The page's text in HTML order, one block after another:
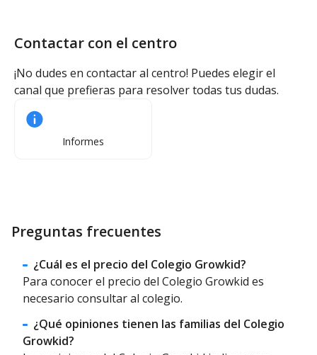
Contactar con el centro
¡No dudes en contactar al centro! Puedes elegir el
canal que prefieras para resolver todas tus dudas.
Informes
Preguntas frecuentes
¿Cuál es el precio del Colegio Growkid?
Para conocer el precio del Colegio Growkid es
necesario consultar al colegio.
¿Qué opiniones tienen las familias del Colegio
Growkid?